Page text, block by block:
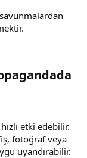
etki edebilir.
fotoğraf veya
uyandırabilir.